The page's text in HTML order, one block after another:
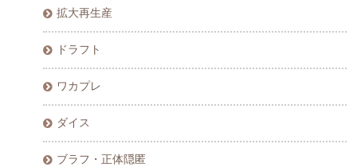
拡大再生産
ドラフト
ワカプレ
ダイス
ブラフ・正体隠匿